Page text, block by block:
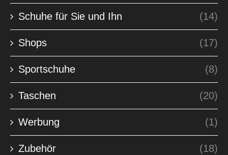
Schuhe für Sie und Ihn (14)
Shops (17)
Sportschuhe (8)
Taschen (20)
Werbung (1)
Zubehör (18)